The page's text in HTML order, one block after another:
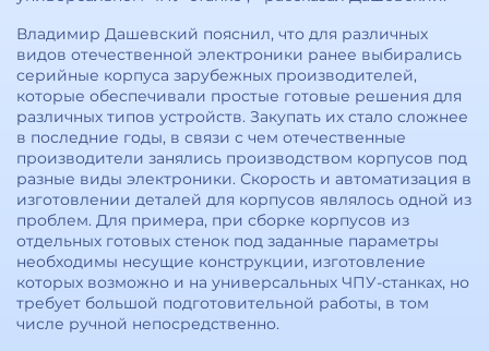
Владимир Дашевский пояснил, что для различных
видов отечественной электроники ранее выбирались
серийные корпуса зарубежных производителей,
которые обеспечивали простые готовые решения для
различных типов устройств. Закупать их стало сложнее
в последние годы, в связи с чем отечественные
производители занялись производством корпусов под
разные виды электроники. Скорость и автоматизация в
изготовлении деталей для корпусов являлось одной из
проблем. Для примера, при сборке корпусов из
отдельных готовых стенок под заданные параметры
необходимы несущие конструкции, изготовление
которых возможно и на универсальных ЧПУ-станках, но
требует большой подготовительной работы, в том
числе ручной непосредственно.